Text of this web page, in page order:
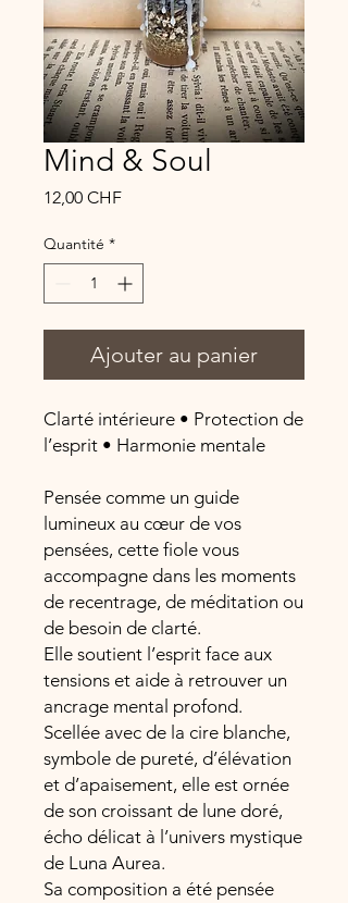
Mind & Soul
12,00 CHFPrix
Quantité *
Ajouter au panier
Clarté intérieure • Protection de
l’esprit • Harmonie mentale
Pensée comme un guide
lumineux au cœur de vos
pensées, cette fiole vous
accompagne dans les moments
de recentrage, de méditation ou
de besoin de clarté.
Elle soutient l’esprit face aux
tensions et aide à retrouver un
ancrage mental profond.
Scellée avec de la cire blanche,
symbole de pureté, d’élévation
et d’apaisement, elle est ornée
de son croissant de lune doré,
écho délicat à l’univers mystique
de Luna Aurea.
Sa composition a été pensée